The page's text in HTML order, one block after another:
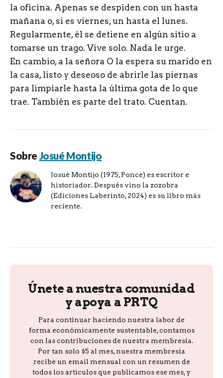
la oficina. Apenas se despiden con un hasta
mañana o, si es viernes, un hasta el lunes.
Regularmente, él se detiene en algún sitio a
tomarse un trago. Vive solo. Nada le urge.
En cambio, a la señora O la espera su marido en
la casa, listo y deseoso de abrirle las piernas
para limpiarle hasta la última gota de lo que
trae. También es parte del trato. Cuentan.
Sobre Josué Montijo
Josué Montijo (1975, Ponce) es escritor e
historiador. Después vino la zozobra
(Ediciones Laberinto, 2024) es su libro más
reciente.
Únete a nuestra comunidad
y apoya a PRTQ
Para continuar haciendo nuestra labor de
forma económicamente sustentable, contamos
con las contribuciones de nuestra membresía.
Por tan solo $5 al mes, nuestra membresía
recibe un email mensual con un resumen de
todos los artículos que publicamos ese mes, y